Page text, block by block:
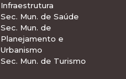
Infraestrutura
Sec. Mun. de Saúde
Sec. Mun. de
Planejamento e
Urbanismo
Sec. Mun. de Turismo